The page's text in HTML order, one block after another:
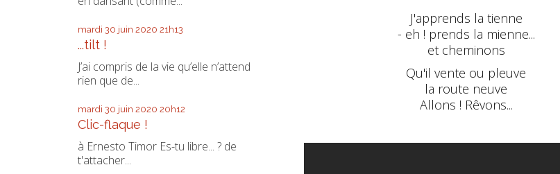
mardi 30 juin 2020 21h13
...tilt !
J’ai compris de la vie qu’elle n’attend
rien que de...
mardi 30 juin 2020 20h12
Clic-flaque !
à Ernesto Timor Es-tu libre... ? de
t'attacher...
J'apprends la tienne
- eh ! prends la mienne...
et cheminons
Qu'il vente ou pleuve
la route neuve
Allons ! Rêvons...